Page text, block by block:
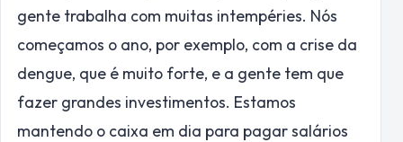
gente trabalha com muitas intempéries. Nós
começamos o ano, por exemplo, com a crise da
dengue, que é muito forte, e a gente tem que
fazer grandes investimentos. Estamos
mantendo o caixa em dia para pagar salários